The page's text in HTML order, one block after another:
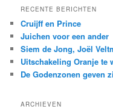
k
n
RECENTE BERICHTEN
Cruijff en Prince
Juichen voor een ander
Siem de Jong, Joël
Uitschakeling Oranje te
De Godenzonen geven
ARCHIEVEN